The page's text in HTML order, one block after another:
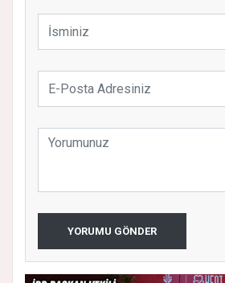
YORUMU GÖNDER